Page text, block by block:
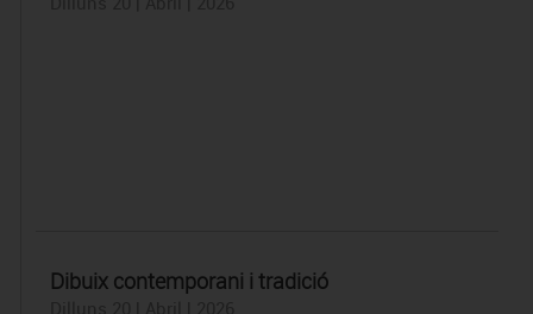
Dibuix contemporani i tradició